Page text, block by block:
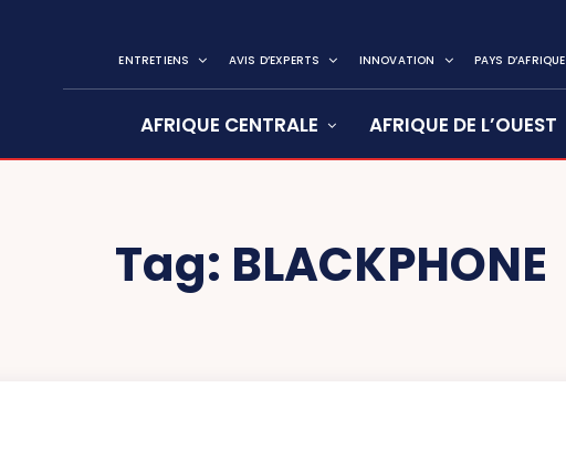
ENTRETIENS AVIS D’EXPERTS INNOVATION PAYS D’AFRIQUE
AFRIQUE CENTRALE AFRIQUE DE L’OUEST
Tag: BLACKPHONE